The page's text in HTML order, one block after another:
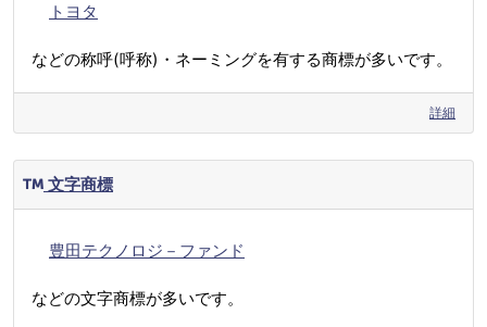
トヨタ
などの称呼(呼称)・ネーミングを有する商標が多いです。
詳細
文字商標
豊田テクノロジ－ファンド
などの文字商標が多いです。